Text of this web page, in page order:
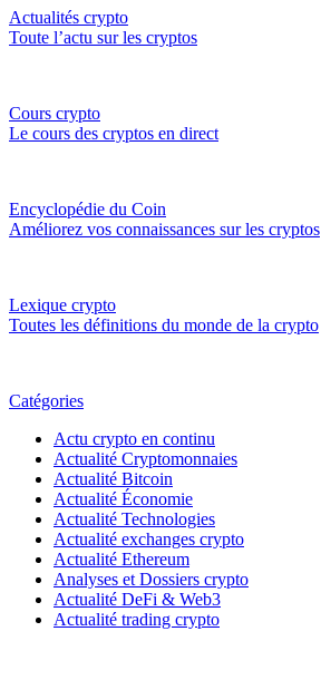
Actualités crypto
Toute l’actu sur les cryptos
Cours crypto
Le cours des cryptos en direct
Encyclopédie du Coin
Améliorez vos connaissances sur les cryptos
Lexique crypto
Toutes les définitions du monde de la crypto
Catégories
Actu crypto en continu
Actualité Cryptomonnaies
Actualité Bitcoin
Actualité Économie
Actualité Technologies
Actualité exchanges crypto
Actualité Ethereum
Analyses et Dossiers crypto
Actualité DeFi & Web3
Actualité trading crypto